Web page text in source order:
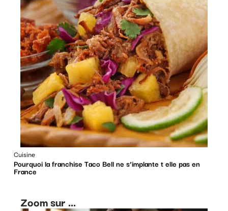
Cuisine
Pourquoi la franchise Taco Bell ne s’implante t elle pas en
France
Zoom sur ...